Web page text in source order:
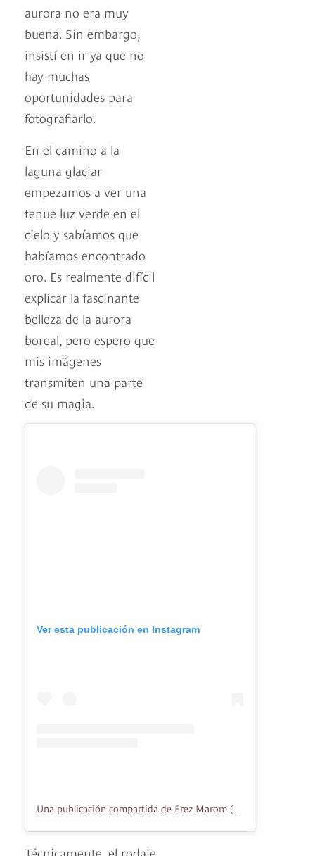
aurora no era muy
buena. Sin embargo,
insistí en ir ya que no
hay muchas
oportunidades para
fotografiarlo.
En el camino a la
laguna glaciar
empezamos a ver una
tenue luz verde en el
cielo y sabíamos que
habíamos encontrado
oro. Es realmente difícil
explicar la fascinante
belleza de la aurora
boreal, pero espero que
mis imágenes
transmiten una parte
de su magia.
Ver esta publicación en Instagram
Técnicamente, el rodaje